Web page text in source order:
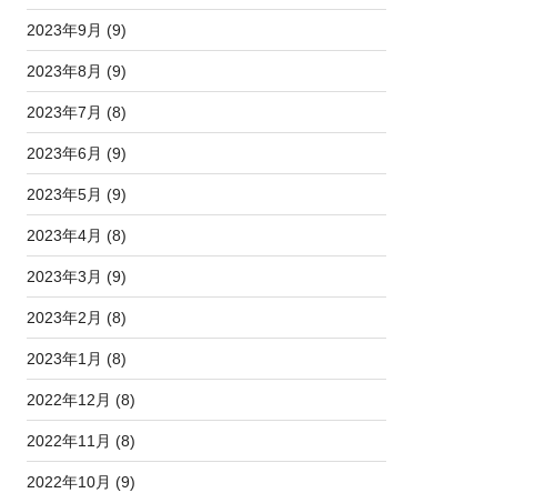
2023年9月 (9)
2023年8月 (9)
2023年7月 (8)
2023年6月 (9)
2023年5月 (9)
2023年4月 (8)
2023年3月 (9)
2023年2月 (8)
2023年1月 (8)
2022年12月 (8)
2022年11月 (8)
2022年10月 (9)